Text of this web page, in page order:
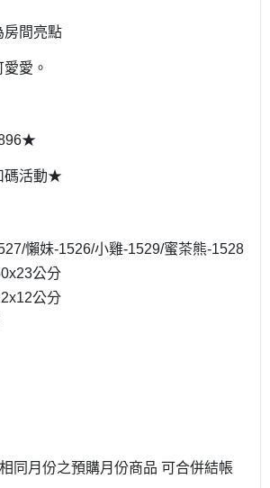
房間亮點
愛。
碼活動★
懶妹-1526/小雞-1529/蜜茶熊-1528
公分
公分
同月份之預購月份商品 可合併結帳